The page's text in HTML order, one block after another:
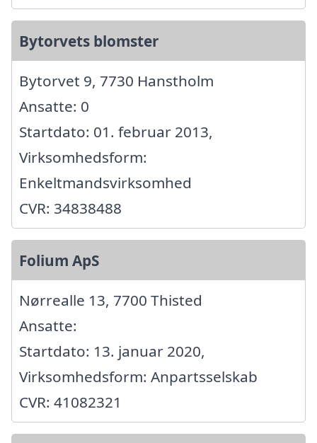
Bytorvets blomster
Bytorvet 9, 7730 Hanstholm
Ansatte: 0
Startdato: 01. februar 2013,
Virksomhedsform:
Enkeltmandsvirksomhed
CVR: 34838488
Folium ApS
Nørrealle 13, 7700 Thisted
Ansatte:
Startdato: 13. januar 2020,
Virksomhedsform: Anpartsselskab
CVR: 41082321